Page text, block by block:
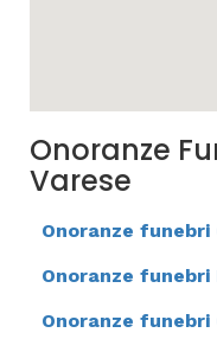
Onoranze
Varese
Onoranze
Onoranze funebri
Onoranze funebri